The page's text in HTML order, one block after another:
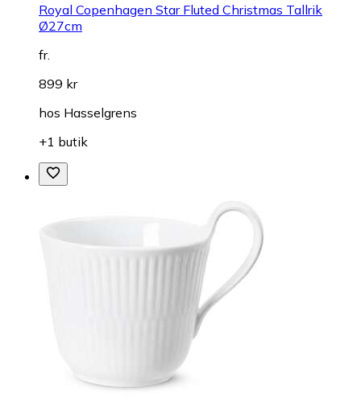
Royal Copenhagen Star Fluted Christmas Tallrik
Ø27cm
fr.
899 kr
hos Hasselgrens
+1 butik